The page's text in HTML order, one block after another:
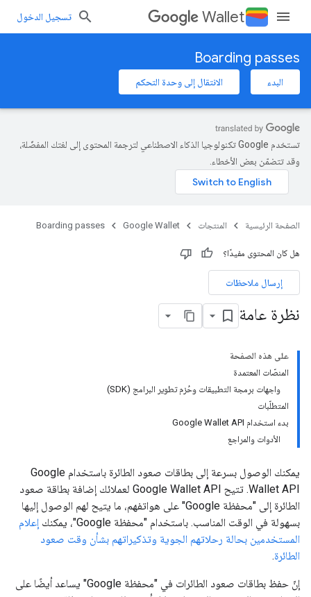
Wallet تسجيل الدخول
Boarding passes
البدء الانتقال إلى وحدة التحكم
تستخدم Google تكنولوجيا الذكاء الاصطناعي لترجمة المحتوى إلى لغتك المفضّلة،
وقد تتضمّن بعض الأخطاء.
الصفحة الرئيسية المنتجات Google Wallet
Boarding passes
هل كان المحتوى مفيدًا؟
إرسال ملاحظات
نظرة عامة
على هذه الصفحة
المنصّات المعتمدة
واجهات برمجة التطبيقات وحُزم تطوير البرامج (SDK)
المتطلّبات
بدء استخدام Google Wallet API
الأدوات والمراجع
يمكنك الوصول بسرعة إلى بطاقات صعود الطائرة باستخدام Google
Wallet API. تتيح Google Wallet API لعملائك إضافة بطاقة صعود
الطائرة إلى "محفظة Google" على هواتفهم، ما يتيح لهم الوصول إليها
بسهولة في الوقت المناسب. باستخدام "محفظة Google"، يمكنك
إعلام
المستخدمين بحالة رحلاتهم الجوية وتذكيراتهم بشأن وقت صعود
الطائرة.
إنّ حفظ بطاقات صعود الطائرات في "محفظة Google" يساعد أيضًا على